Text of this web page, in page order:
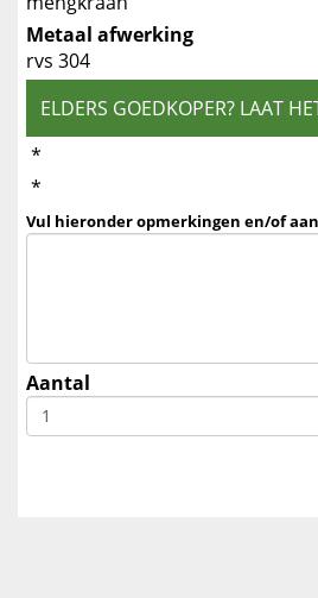
Metaal afwerking
rvs 304
ELDERS GOEDKOPER? LAAT
*
*
Vul hieronder opmerkingen en/of
Aantal